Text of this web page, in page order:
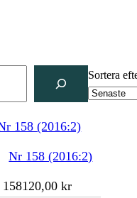
Sortera
Nr 158 (2016:2)
158120,00kr